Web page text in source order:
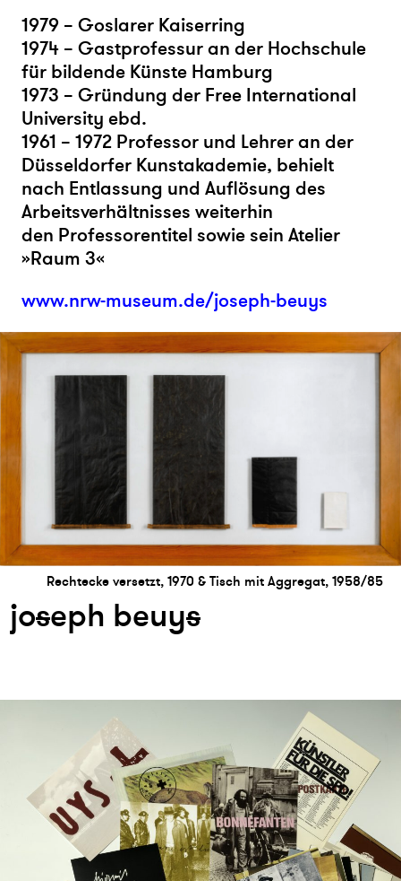
1979 – Goslarer Kaiserring
1974 – Gastprofessur an der Hochschule
für bildende Künste Hamburg
1973 – Gründung der Free International
University ebd.
1961 – 1972 Professor und Lehrer an der
Düsseldorfer Kunstakademie, behielt
nach Entlassung und Auflösung des
Arbeitsverhältnisses weiterhin
den Professorentitel sowie sein Atelier
»Raum 3«
www.nrw-museum.de/joseph-beuys
Rechtecke versetzt, 1970 & Tisch mit Aggregat, 1958/85
joseph beuys